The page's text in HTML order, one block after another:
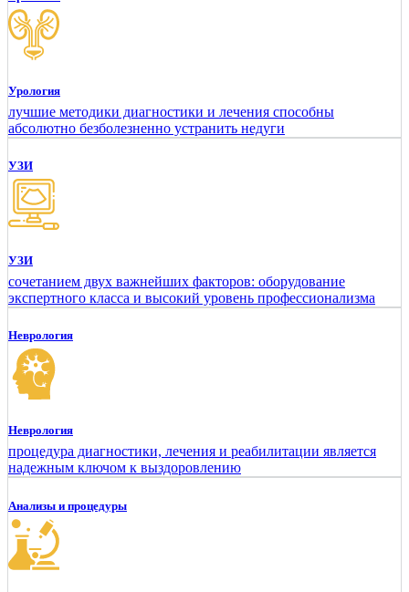
Урология
лучшие методики диагностики и лечения способны
абсолютно безболезненно устранить недуги
УЗИ
УЗИ
сочетанием двух важнейших факторов: оборудование
экспертного класса и высокий уровень профессионализма
Неврология
Неврология
процедура диагностики, лечения и реабилитации является
надежным ключом к выздоровлению
Анализы и процедуры